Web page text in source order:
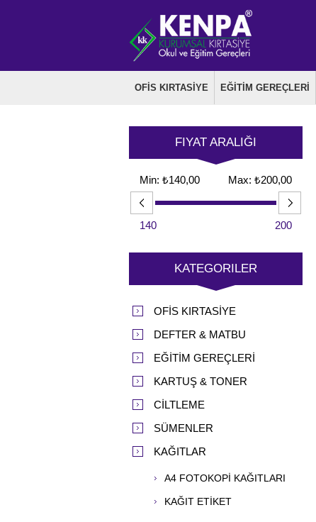
OFİS KIRTASİYE EĞİTİM GEREÇLERİ
FIYAT ARALIĞI
Min: ₺140,00 Max: ₺200,00
140 200
KATEGORILER
OFİS KIRTASİYE
DEFTER & MATBU
EĞİTİM GEREÇLERİ
KARTUŞ & TONER
CİLTLEME
SÜMENLER
KAĞITLAR
A4 FOTOKOPİ KAĞITLARI
KAĞIT ETİKET